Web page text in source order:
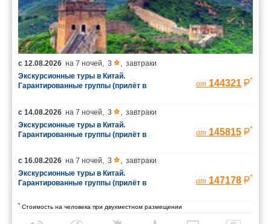
с 12.08.2026 на 7 ночей, 3 , завтраки
Экскурсионные туры в Китай.
Гарантированные группы (прилёт в
от 144321 *
с 14.08.2026 на 7 ночей, 3 , завтраки
Экскурсионные туры в Китай.
Гарантированные группы (прилёт в
от 145815 *
с 16.08.2026 на 7 ночей, 3 , завтраки
Экскурсионные туры в Китай.
Гарантированные группы (прилёт в
от 147178 *
* Стоимость на человека при двухместном размещении